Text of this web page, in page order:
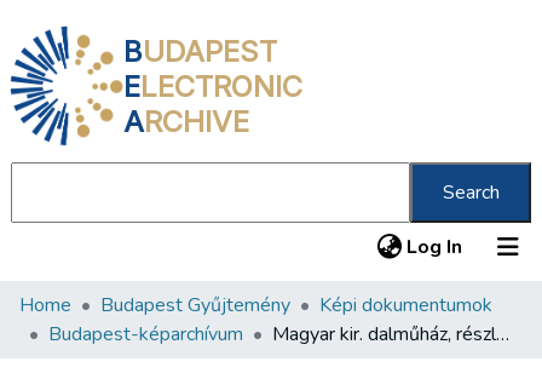
BUDAPEST
ELECTRONIC
ARCHIVE
Search
Log In (current)
Communities & Collections
Home Budapest Gyűjtemény
Képi dokumentumok
Budapest-képarchívum
Magyar kir. dalműház, részlet, Ybl Miklós épitész Königl. ung. Opernhaus : Detail, Architekt: Nicolaus Ybl /